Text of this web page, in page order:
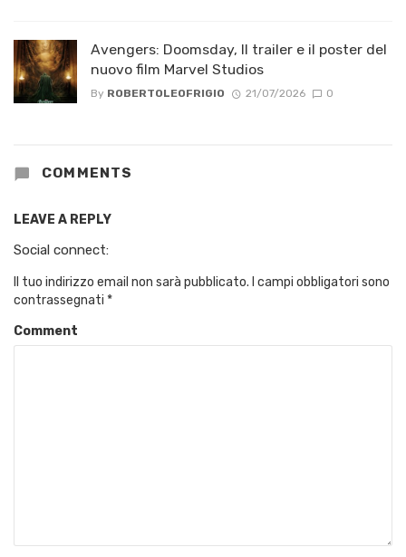
Avengers: Doomsday, Il trailer e il poster del
nuovo film Marvel Studios
By ROBERTOLEOFRIGIO 21/07/2026 0
COMMENTS
LEAVE A REPLY
Social connect:
Il tuo indirizzo email non sarà pubblicato. I campi obbligatori sono
contrassegnati *
Comment